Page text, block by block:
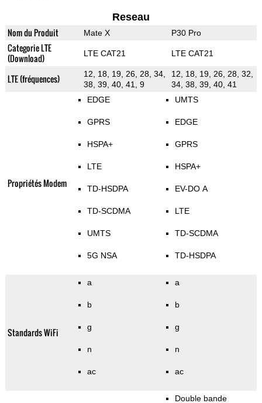
Reseau
Nom du Produit Mate X P30 Pro
Categorie LTE
(Download)
LTE CAT21 LTE CAT21
LTE (fréquences)
12, 18, 19, 26, 28, 34,
38, 39, 40, 41, 9
12, 18, 19, 26, 28, 32,
34, 38, 39, 40, 41
Propriétés Modem
EDGE
GPRS
HSPA+
LTE
TD-HSDPA
TD-SCDMA
UMTS
5G NSA
UMTS
EDGE
GPRS
HSPA+
EV-DO A
LTE
TD-SCDMA
TD-HSDPA
Standards WiFi
a
b
g
n
ac
a
b
g
n
ac
Double bande